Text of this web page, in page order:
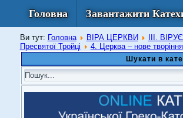
Головна Завантажити
Ви тут: Головна ВІРА ЦЕРКВИ ІІІ.
Пресвятої Тройці
4. Церква – нове творіння
Шукати в